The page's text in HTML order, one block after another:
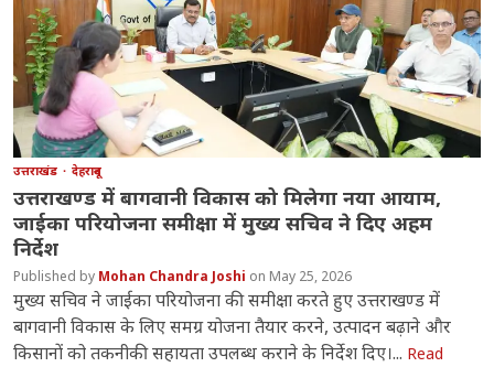
उत्तराखंड देहरादून
उत्तराखण्ड में बागवानी विकास को मिलेगा नया आयाम,
जाईका परियोजना समीक्षा में मुख्य सचिव ने दिए अहम
निर्देश
Mohan Chandra Joshi May 25, 2026
मुख्य सचिव ने जाईका परियोजना की समीक्षा करते हुए उत्तराखण्ड में
बागवानी विकास के लिए समग्र योजना तैयार करने, उत्पादन बढ़ाने और
किसानों को तकनीकी सहायता उपलब्ध कराने के निर्देश दिए।... Read